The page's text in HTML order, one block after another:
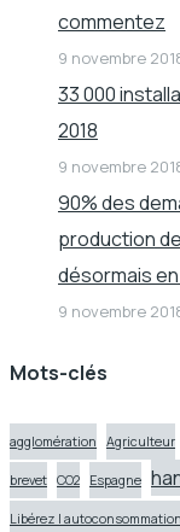
commentez
9 novembre
33 000
2018
9 novembre
90% des
production
désormais
9 novembre
Mots-clés
agglomération Agriculteur
brevet CO2 Espagne
Libérez l